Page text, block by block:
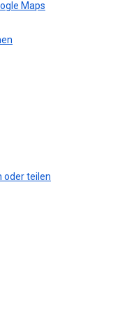
Maps
oder teilen